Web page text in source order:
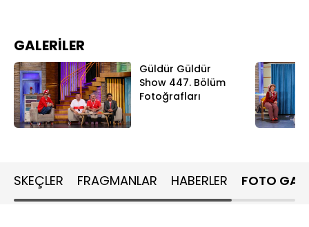
GALERİLER
Güldür Güldür
Show 447. Bölüm
Fotoğrafları
SKEÇLER FRAGMANLAR HABERLER FOTO